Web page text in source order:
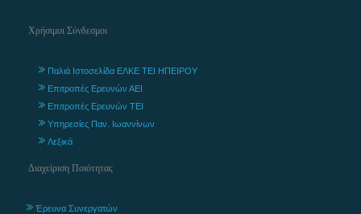
Χρήσιμοι Σύνδεσμοι
Παλιά Ιστοσελίδα ΕΛΚΕ ΤΕΙ ΗΠΕΙΡΟΥ
Επιτροπές Ερευνών ΑΕΙ
Επιτροπές Ερευνών ΤΕΙ
Υπηρεσίες Παν. Ιωαννίνων
Λεξικά
Διαχείριση Ποιότητας
Έρευνα Συνεργατών